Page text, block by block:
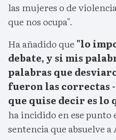
las mujeres o de
que nos ocupa".
Ha añadido que "lo
debate, y si mis
palabras que
fueron las correctas
que quise decir es lo
ha incidido en ese punto
sentencia que absuelve